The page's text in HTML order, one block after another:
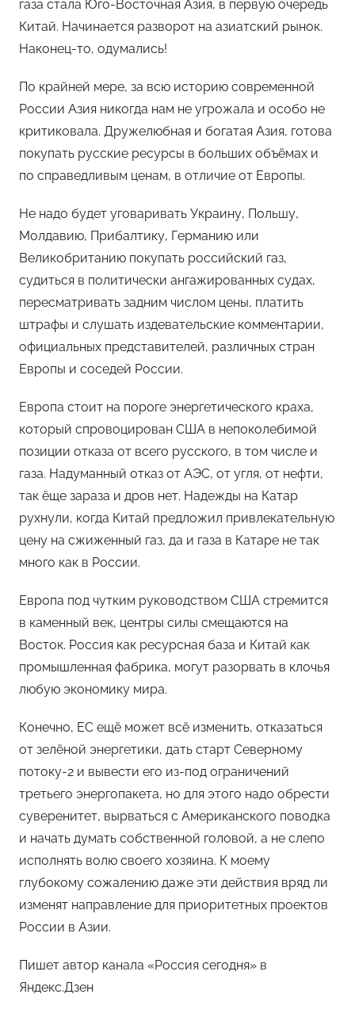
газа стала Юго-Восточная Азия, в первую очередь
Китай. Начинается разворот на азиатский рынок.
Наконец-то, одумались!
По крайней мере, за всю историю современной
России Азия никогда нам не угрожала и особо не
критиковала. Дружелюбная и богатая Азия, готова
покупать русские ресурсы в больших объёмах и
по справедливым ценам, в отличие от Европы.
Не надо будет уговаривать Украину, Польшу,
Молдавию, Прибалтику, Германию или
Великобританию покупать российский газ,
судиться в политически ангажированных судах,
пересматривать задним числом цены, платить
штрафы и слушать издевательские комментарии,
официальных представителей, различных стран
Европы и соседей России.
Европа стоит на пороге энергетического краха,
который спровоцирован США в непоколебимой
позиции отказа от всего русского, в том числе и
газа. Надуманный отказ от АЭС, от угля, от нефти,
так ёще зараза и дров нет. Надежды на Катар
рухнули, когда Китай предложил привлекательную
цену на сжиженный газ, да и газа в Катаре не так
много как в России.
Европа под чутким руководством США стремится
в каменный век, центры силы смещаются на
Восток. Россия как ресурсная база и Китай как
промышленная фабрика, могут разорвать в клочья
любую экономику мира.
Конечно, ЕС ещё может всё изменить, отказаться
от зелёной энергетики, дать старт Северному
потоку-2 и вывести его из-под ограничений
третьего энергопакета, но для этого надо обрести
суверенитет, вырваться с Американского поводка
и начать думать собственной головой, а не слепо
исполнять волю своего хозяина. К моему
глубокому сожалению даже эти действия вряд ли
изменят направление для приоритетных проектов
России в Азии.
Пишет автор канала «Россия сегодня» в
Яндекс.Дзен